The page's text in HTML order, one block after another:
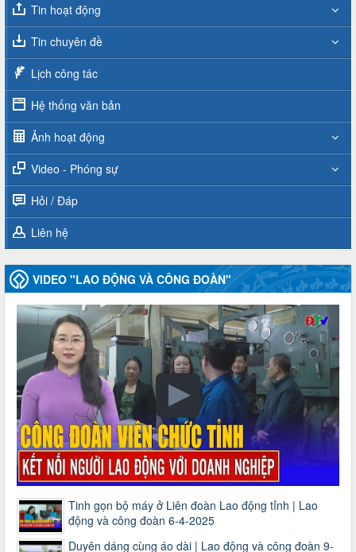
Tin hoạt động
Tin chuyên đề
Lịch công tác
Hệ thống văn bản
Ảnh hoạt động
Video - Phóng sự
Hỏi / Đáp
Liên hệ
VIDEO "LAO ĐỘNG VÀ CÔNG ĐOÀN"
Tinh gọn bộ máy ở Liên đoàn Lao động tỉnh | Lao
động và công đoàn 6-4-2025
Duyên dáng cùng áo dài | Lao động và công đoàn 9-